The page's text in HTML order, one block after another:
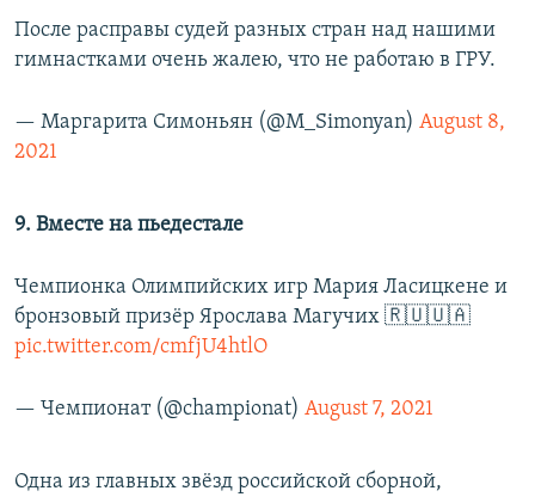
После расправы судей разных стран над нашими
гимнастками очень жалею, что не работаю в ГРУ.
— Маргарита Симоньян (@M_Simonyan) August 8,
2021
9. Вместе на пьедестале
Чемпионка Олимпийских игр Мария Ласицкене и
бронзовый призёр Ярослава Магучих 🇷🇺🇺🇦
pic.twitter.com/cmfjU4htlO
— Чемпионат (@championat) August 7, 2021
Одна из главных звёзд российской сборной,